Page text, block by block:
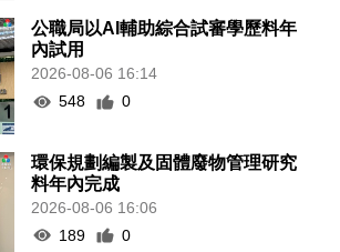
公職局以AI輔助綜合試審學歷料年
內試用
2026-08-06 16:14
548
0
環保規劃編製及固體廢物管理研究
料年內完成
2026-08-06 16:06
189
0